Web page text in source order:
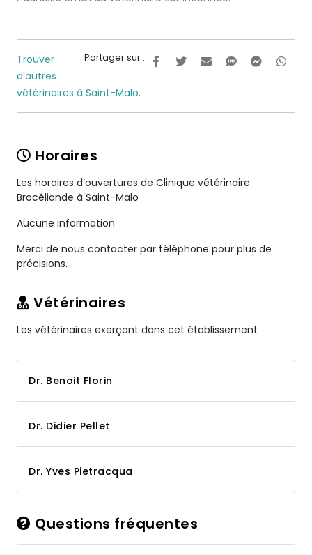
Partager sur :
Trouver
d'autres
vétérinaires à Saint-Malo.
Horaires
Les horaires d’ouvertures de Clinique vétérinaire
Brocéliande à Saint-Malo
Aucune information
Merci de nous contacter par téléphone pour plus de
précisions.
Vétérinaires
Les vétérinaires exerçant dans cet établissement
Dr. Benoit Florin
Dr. Didier Pellet
Dr. Yves Pietracqua
Questions fréquentes